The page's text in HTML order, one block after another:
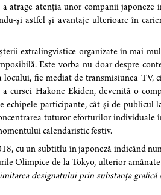
atrage atenția unor companii japoneze
și astfel și avantaje ulterioare în
extralingvistice organizate în mai
Este vorba nu doar despre
fie mediat de transmisiunea TV,
cursei Hakone Ekiden, devenită o
participante, cât și de publicul
tuturor eforturilor individuale
calendaristic festiv.
cu un subtitlu în japoneză indicând
Olimpice de la Tokyo, ulterior
imitarea designatului prin substanța grafică